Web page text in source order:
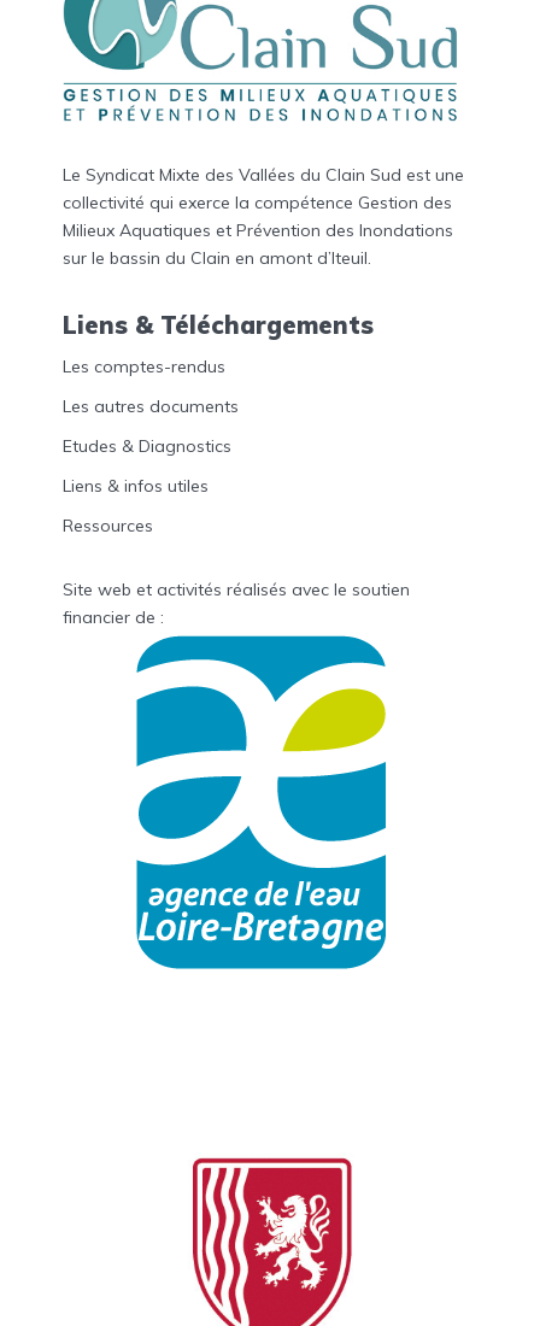
Le Syndicat Mixte des Vallées du Clain Sud est une
collectivité qui exerce la compétence Gestion des
Milieux Aquatiques et Prévention des Inondations
sur le bassin du Clain en amont d’Iteuil.
Liens & Téléchargements
Les comptes-rendus
Les autres documents
Etudes & Diagnostics
Liens & infos utiles
Ressources
Site web et activités réalisés avec le soutien
financier de :